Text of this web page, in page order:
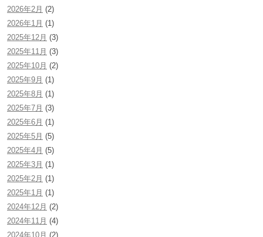
2026年2月 (2)
2026年1月 (1)
2025年12月 (3)
2025年11月 (3)
2025年10月 (2)
2025年9月 (1)
2025年8月 (1)
2025年7月 (3)
2025年6月 (1)
2025年5月 (5)
2025年4月 (5)
2025年3月 (1)
2025年2月 (1)
2025年1月 (1)
2024年12月 (2)
2024年11月 (4)
2024年10月 (2)